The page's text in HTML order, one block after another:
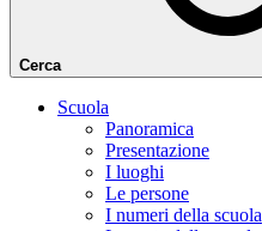
Cerca
Scuola
Panoramica
Presentazione
I luoghi
Le persone
I numeri della scuola